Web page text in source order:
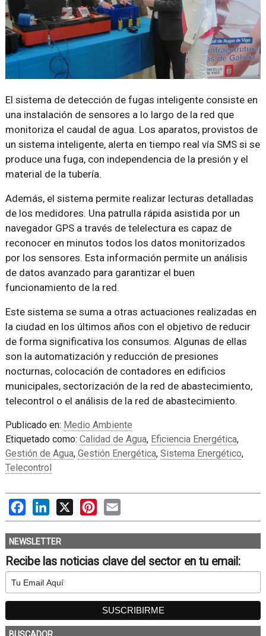
El sistema de detección de fugas inteligente consiste en
una instalación de sensores a lo largo de la red que
monitoriza el caudal de agua. Los aparatos, provistos de
un sistema inteligente, alerta en tiempo real vía SMS si se
produce una fuga, con independencia de la presión y el
material de la tubería.
Además, el sistema permite realizar lecturas detalladas
de los medidores. Una patrulla rápida asistida por un
navegador GPS a través de telelectura es capaz de
reconocer en minutos todos los datos monitorizados
por los sensores. Esta información permite un análisis
de datos avanzado para garantizar el buen
funcionamiento de la red.
Este sistema se suma a otras actuaciones realizadas en
la ciudad en los últimos años con el objetivo de reducir
de forma significativa los consumos. Algunas de ellas
son la automatización y reducción de presiones
nocturnas, colocación de contadores en edificios
municipales, sectorización de la red de abastecimiento,
telecontrol o el análisis de la red de abastecimiento.
Publicado en: Medio Ambiente
Etiquetado como: Calidad de Agua, Eficiencia Energética,
Gestión de Agua, Gestión Energética, Sistema Energético,
Telecontrol
FacebookLinkedIn Pinterest
NEWSLETTER
Recibe las noticias clave del sector en tu email: